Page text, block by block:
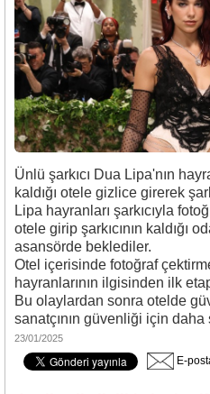
Ünlü şarkıcı Dua Lipa'nın
kaldığı otele gizlice girerek
Lipa hayranları şarkıcıyla
otele girip şarkıcının kaldığı
asansörde beklediler.
Otel içerisinde fotoğraf
hayranlarının ilgisinden ilk
Bu olaylardan sonra otelde
sanatçının güvenliği için daha
23/01/2025
E-